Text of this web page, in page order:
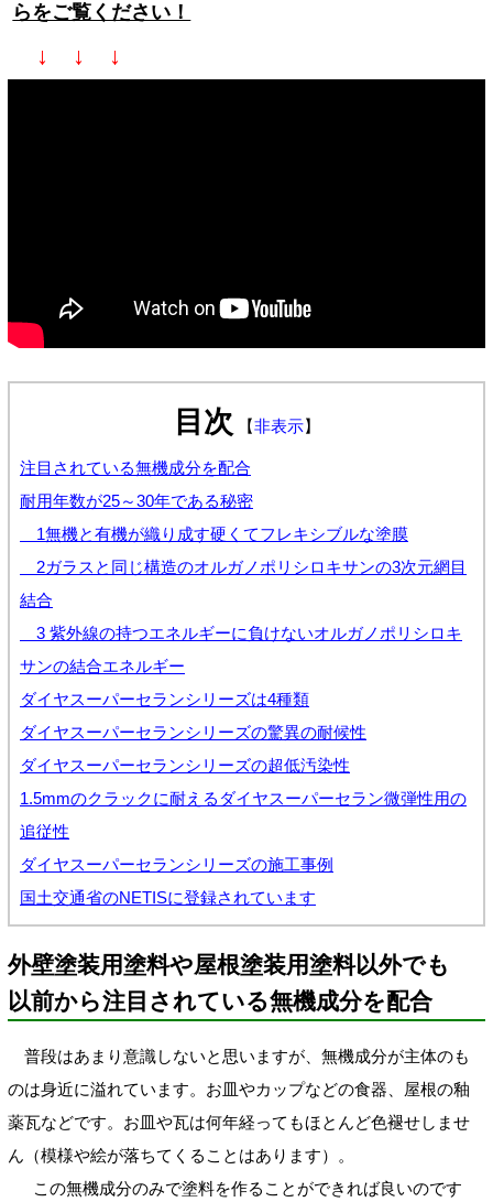
らをご覧ください！
↓ ↓ ↓
目次 【非表示】
注目されている無機成分を配合
耐用年数が25～30年である秘密
1無機と有機が織り成す硬くてフレキシブルな塗膜
2ガラスと同じ構造のオルガノポリシロキサンの3次元網目
結合
3 紫外線の持つエネルギーに負けないオルガノポリシロキ
サンの結合エネルギー
ダイヤスーパーセランシリーズは4種類
ダイヤスーパーセランシリーズの驚異の耐候性
ダイヤスーパーセランシリーズの超低汚染性
1.5mmのクラックに耐えるダイヤスーパーセラン微弾性用の
追従性
ダイヤスーパーセランシリーズの施工事例
国土交通省のNETISに登録されています
外壁塗装用塗料や屋根塗装用塗料以外でも
以前から注目されている無機成分を配合
普段はあまり意識しないと思いますが、無機成分が主体のも
のは身近に溢れています。お皿やカップなどの食器、屋根の釉
薬瓦などです。お皿や瓦は何年経ってもほとんど色褪せしませ
ん（模様や絵が落ちてくることはあります）。
この無機成分のみで塗料を作ることができれば良いのです